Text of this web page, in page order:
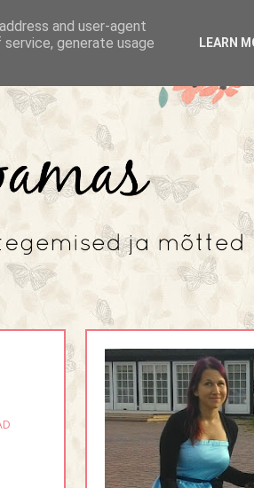
and user-agent
generate usage
LEARN